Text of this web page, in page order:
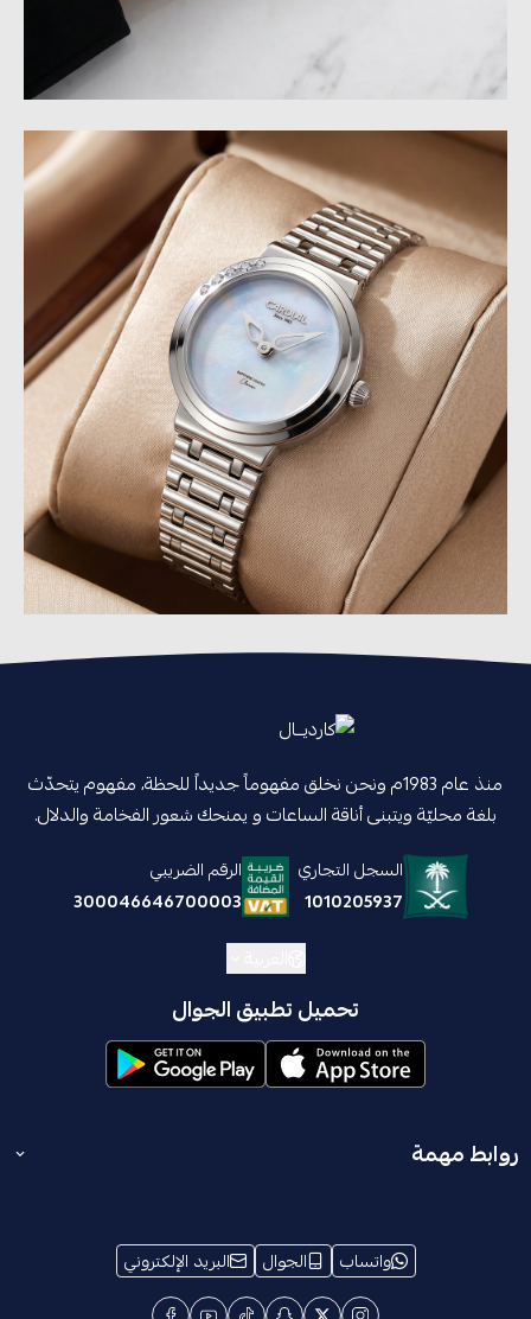
روابط مهمة
الشروط والأحكام
معلومات الإسترجاع والإستبدال
من نحن
ترخيص تخفيضات
منذ عام 1983م ونحن نخلق مفهوماً جديداً للحظة، مفهوم يتحدّث
بلغة محليّة ويتبنى أناقة الساعات و يمنحك شعور الفخامة والدلال.
السجل التجاري
1010205937
الرقم الضريبي
300046646700003
تحميل تطبيق الجوال
واتساب الجوال البريد الإلكتروني